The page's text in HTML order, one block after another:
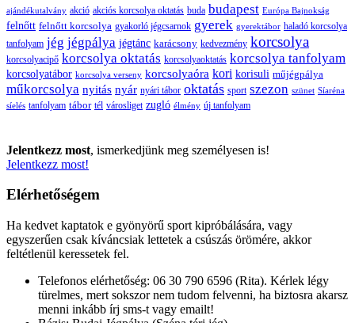
ajándékutalvány akció akciós korcsolya oktatás buda budapest Európa Bajnokság
felnőtt felnőtt korcsolya gyakorló jégcsarnok gyerek gyerektábor haladó korcsolya
tanfolyam jég jégpálya jégtánc karácsony kedvezmény korcsolya
korcsolyacipő korcsolya oktatás korcsolyaoktatás korcsolya tanfolyam
korcsolyatábor korcsolya verseny korcsolyaóra kori korisuli műjégpálya
műkorcsolya nyitás nyár nyári tábor oktatás sport szezon szünet Síaréna
síelés tanfolyam tábor tél városliget zugló élmény új tanfolyam
Jelentkezz most, ismerkedjünk meg személyesen is!
Jelentkezz most!
Elérhetőségem
Ha kedvet kaptatok e gyönyörű sport kipróbálására, vagy
egyszerűen csak kíváncsiak lettetek a csúszás örömére, akkor
feltétlenül keressetek fel.
Telefonos elérhetőség: 06 30 790 6596 (Rita). Kérlek légy
türelmes, mert sokszor nem tudom felvenni, ha biztosra akarsz
menni inkább írj sms-t vagy emailt!